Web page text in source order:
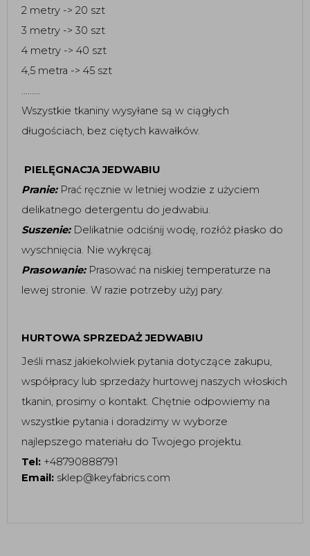
2 metry -> 20 szt
3 metry -> 30 szt
4 metry -> 40 szt
4,5 metra -> 45 szt
.........
Wszystkie tkaniny wysyłane są w ciągłych
długościach, bez ciętych kawałków.
PIELĘGNACJA JEDWABIU
Pranie:Prać ręcznie w letniej wodzie z użyciem
delikatnego detergentu do jedwabiu.
Suszenie:Delikatnie odciśnij wodę, rozłóż płasko do
wyschnięcia. Nie wykręcaj.
Prasowanie:Prasować na niskiej temperaturze na
lewej stronie. W razie potrzeby użyj pary.
HURTOWA SPRZEDAŻ JEDWABIU
Jeśli masz jakiekolwiek pytania dotyczące zakupu,
współpracy lub sprzedaży hurtowej naszych włoskich
tkanin, prosimy o kontakt. Chętnie odpowiemy na
wszystkie pytania i doradzimy w wyborze
najlepszego materiału do Twojego projektu.
Tel: +48790888791
Email: sklep@keyfabrics.com